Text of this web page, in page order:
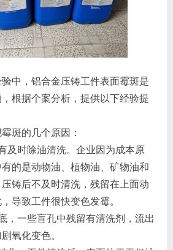
中，铝合金压铸工件表面霉斑是
根据个案分析，提供以下经验提
斑的几个原因：
及时除油清洗。企业因为成本原
的是动物油、植物油、矿物油和
铸后不及时清洗，残留在上面动
导致工件很快变色发霉。
，一些盲孔中残留有清洗剂，流出
氧化变色。